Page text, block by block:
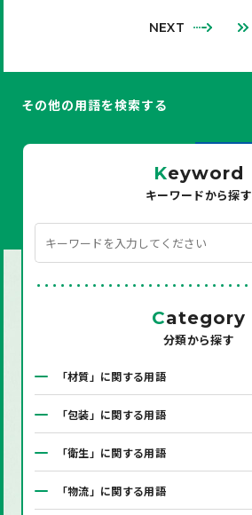
NEXT
その他の用語を検索する
Keyword
キーワードから探す
Category
分類から探す
「材質」に関する用語
「包装」に関する用語
「衛生」に関する用語
「物流」に関する用語